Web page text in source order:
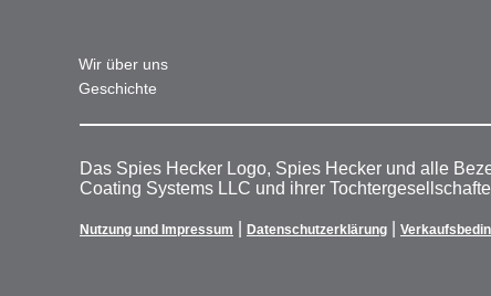
Wir über uns
Geschichte
Das Spies Hecker Logo, Spies Hecker und alle
Coating Systems LLC und ihrer
Nutzung und Impressum Datenschutzerklärung